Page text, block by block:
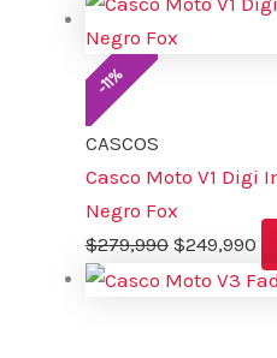
-
11
%
CASCOS
Casco Moto V1 Digi
Negro Fox
$279,990 $249,990